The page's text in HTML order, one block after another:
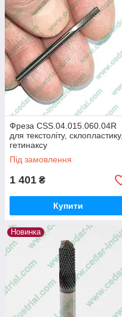
Фреза CSS.04.015.060.04R
для текстоліту, склопластику,
гетинаксу
Під замовлення
1 401 ₴
Купити
Новинка